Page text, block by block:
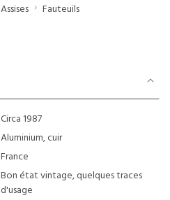
Assises Fauteuils
Circa 1987
Aluminium, cuir
France
Bon état vintage, quelques traces
d'usage